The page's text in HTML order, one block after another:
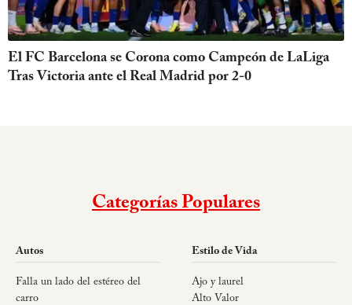
El FC Barcelona se Corona como Campeón de LaLiga
Tras Victoria ante el Real Madrid por 2-0
Categorías Populares
Autos
Falla un lado del estéreo del
carro
Estilo de Vida
Ajo y laurel
Alto Valor